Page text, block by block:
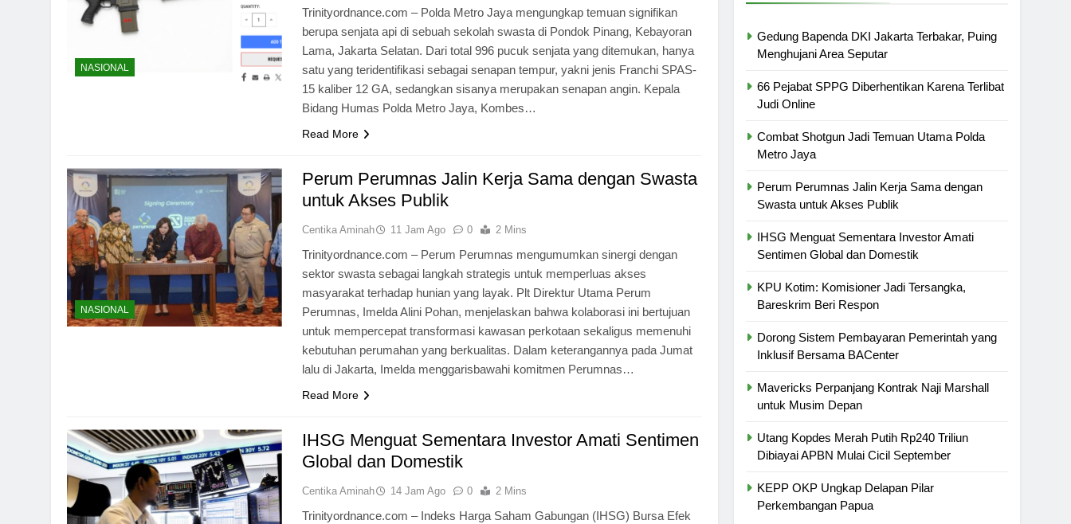
NASIONAL
Trinityordnance.com – Polda Metro Jaya mengungkap temuan signifikan
berupa senjata api di sebuah sekolah swasta di Pondok Pinang, Kebayoran
Lama, Jakarta Selatan. Dari total 996 pucuk senjata yang ditemukan, hanya
satu yang teridentifikasi sebagai senapan tempur, yakni jenis Franchi SPAS-
15 kaliber 12 GA, sedangkan sisanya merupakan senapan angin. Kepala
Bidang Humas Polda Metro Jaya, Kombes…
Read More
NASIONAL
Perum Perumnas Jalin Kerja Sama dengan Swasta
untuk Akses Publik
Centika Aminah 11 Jam Ago 0 2 Mins
Trinityordnance.com – Perum Perumnas mengumumkan sinergi dengan
sektor swasta sebagai langkah strategis untuk memperluas akses
masyarakat terhadap hunian yang layak. Plt Direktur Utama Perum
Perumnas, Imelda Alini Pohan, menjelaskan bahwa kolaborasi ini bertujuan
untuk mempercepat transformasi kawasan perkotaan sekaligus memenuhi
kebutuhan perumahan yang berkualitas. Dalam keterangannya pada Jumat
lalu di Jakarta, Imelda menggarisbawahi komitmen Perumnas…
Read More
IHSG Menguat Sementara Investor Amati Sentimen
Global dan Domestik
Centika Aminah 14 Jam Ago 0 2 Mins
Trinityordnance.com – Indeks Harga Saham Gabungan (IHSG) Bursa Efek
Gedung Bapenda DKI Jakarta Terbakar, Puing
Menghujani Area Seputar
66 Pejabat SPPG Diberhentikan Karena Terlibat
Judi Online
Combat Shotgun Jadi Temuan Utama Polda
Metro Jaya
Perum Perumnas Jalin Kerja Sama dengan
Swasta untuk Akses Publik
IHSG Menguat Sementara Investor Amati
Sentimen Global dan Domestik
KPU Kotim: Komisioner Jadi Tersangka,
Bareskrim Beri Respon
Dorong Sistem Pembayaran Pemerintah yang
Inklusif Bersama BACenter
Mavericks Perpanjang Kontrak Naji Marshall
untuk Musim Depan
Utang Kopdes Merah Putih Rp240 Triliun
Dibiayai APBN Mulai Cicil September
KEPP OKP Ungkap Delapan Pilar
Perkembangan Papua